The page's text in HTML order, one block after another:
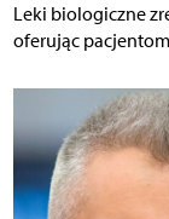
Leki biologiczne
oferując pacjentom